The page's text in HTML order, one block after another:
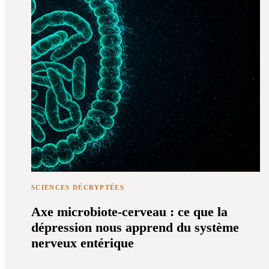
SCIENCES DÉCRYPTÉES
Axe microbiote-cerveau : ce que la
dépression nous apprend du système
nerveux entérique